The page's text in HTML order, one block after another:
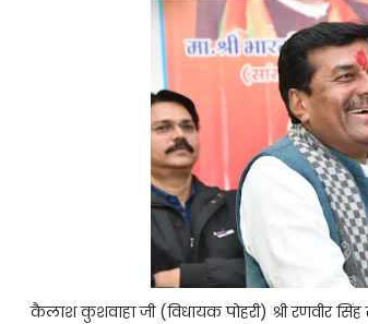
कैलाश कुशवाहा जी (विधायक पोहरी) श्री रणवीर